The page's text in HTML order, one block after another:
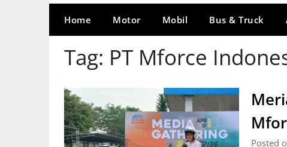
Home Motor Mobil Bus & Truck
Tag: PT Mforce
Posted